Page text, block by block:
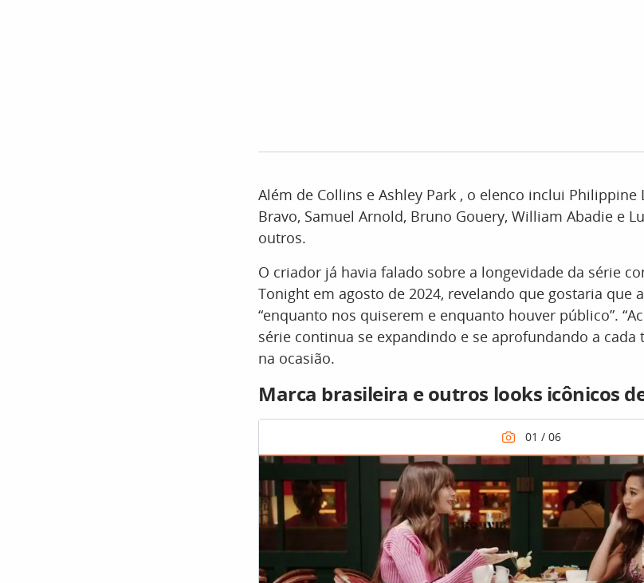
Além de Collins e Ashley Park , o elenco inclui Philippine
Bravo, Samuel Arnold, Bruno Gouery, William Abadie e
outros.
O criador já havia falado sobre a longevidade da série
Tonight em agosto de 2024, revelando que gostaria que
“enquanto nos quiserem e enquanto houver público”.
série continua se expandindo e se aprofundando a cada
na ocasião.
Marca brasileira e outros looks icônicos